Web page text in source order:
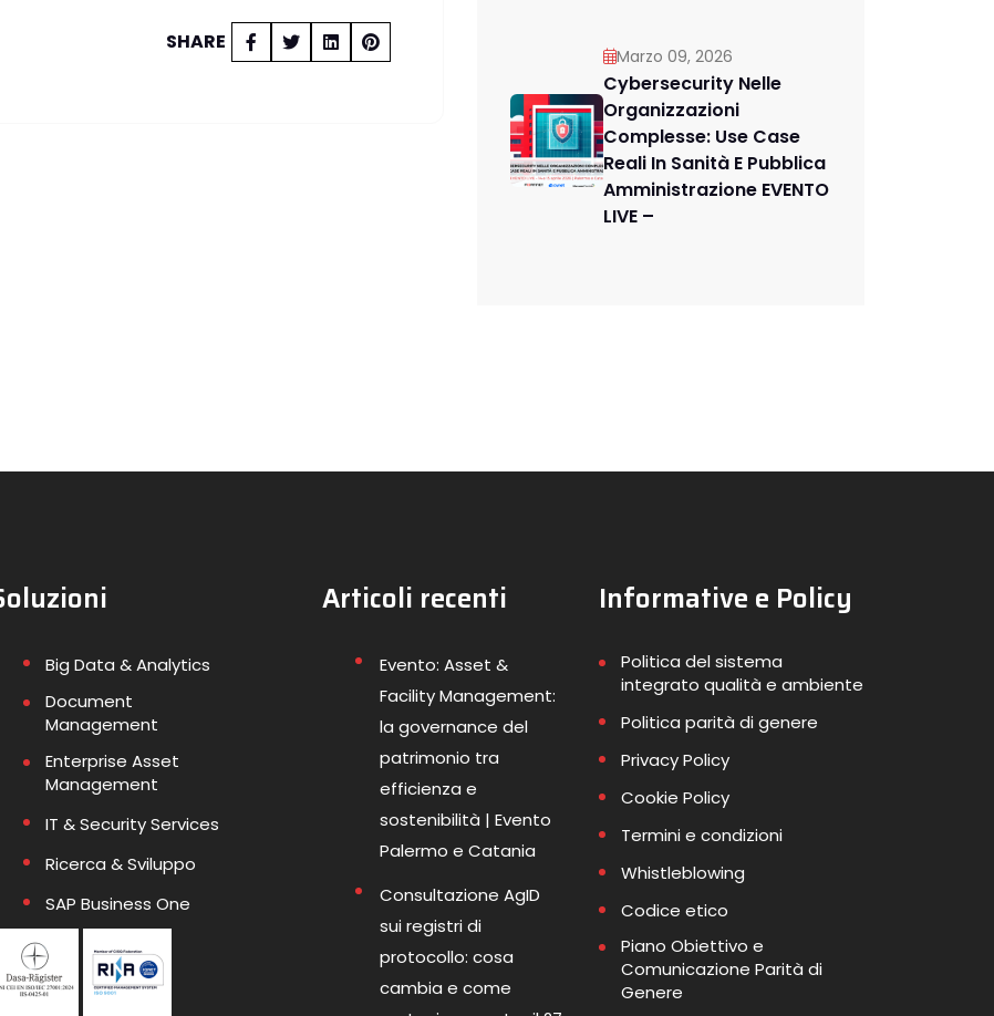
SHARE
Marzo 09, 2026
Cybersecurity Nelle
Organizzazioni
Complesse: Use Case
Reali In Sanità E Pubblica
Amministrazione EVENTO
LIVE –
Big Data & Analytics
Document
Management
Enterprise Asset
Management
IT & Security Services
Ricerca & Sviluppo
SAP Business One
Articoli recenti
Evento: Asset &
Facility Management:
la governance del
patrimonio tra
efficienza e
sostenibilità | Evento
Palermo e Catania
Consultazione AgID
sui registri di
protocollo: cosa
cambia e come
Informative e Policy
Politica del sistema
integrato qualità e ambiente
Politica parità di genere
Privacy Policy
Cookie Policy
Termini e condizioni
Whistleblowing
Codice etico
Piano Obiettivo e
Comunicazione Parità di
Genere